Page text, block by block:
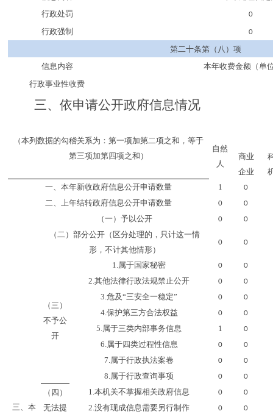
行政处罚
0
行政强制 0
第二十条第（八）项
信息内容
本年收费金额（单
行政事业性收费
三、 依申请公开政府信息情况
（本列数据的勾稽关系为：第一项加第二项之和，等于
第三项加第四项之和）
自然
人
商业
企业
一、本年新收政府信息公开申请数量
1 0
二、上年结转政府信息公开申请数量 0 0
三、本
（一）予以公开 0 0
（二）部分公开 （区分处理的，只计这一情
形，不计其他情形）
0 0
（三）
不予公
开
1.属于国家秘密 0 0
2.其他法律行政法规禁止公开 0 0
3.危及“三安全一稳定” 0 0
4.保护第三方合法权益 0 0
5.属于三类内部事务信息 1 0
6.属于四类过程性信息 0 0
7.属于行政执法案卷 0 0
8.属于行政查询事项 0 0
（四）
无法提
1.本机关不掌握相关政府信息 0 0
2.没有现成信息需要另行制作 0 0